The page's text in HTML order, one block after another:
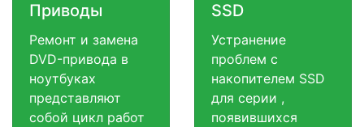
Приводы
Ремонт и замена
DVD-привода в
ноутбуках
представляют
собой цикл работ
SSD
Устранение
проблем с
накопителем SSD
для серии ,
появившихся